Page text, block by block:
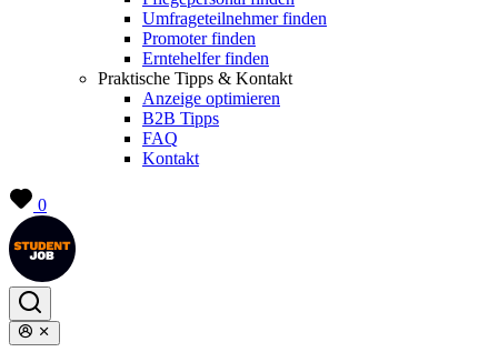
Umfrageteilnehmer finden
Promoter finden
Erntehelfer finden
Praktische Tipps & Kontakt
Anzeige optimieren
B2B Tipps
FAQ
Kontakt
0